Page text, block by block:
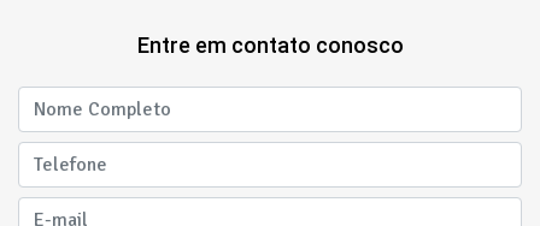
Entre em contato conosco